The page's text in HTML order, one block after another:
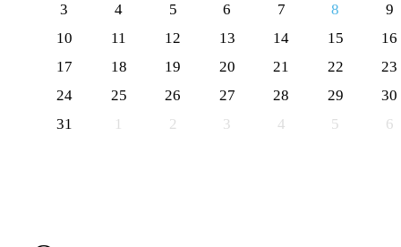
3
4 5 6 7 8
9
10
11 12 13 14 15
16
17
18 19 20 21 22
23
24
25 26 27 28 29
30
31
1 2 3 4 5 6